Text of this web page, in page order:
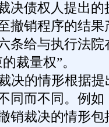
决债权人提出
撤销程序的结
条给与执行法
裁量权”。
决的情形根据提
同而不同。例
销裁决的情形包